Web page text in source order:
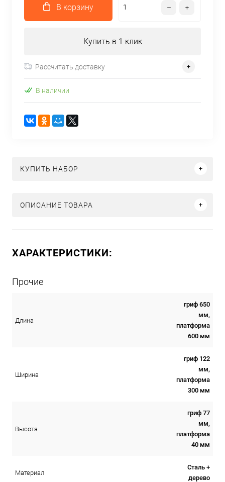
В корзину
Купить в 1 клик
Рассчитать доставку
В наличии
КУПИТЬ НАБОР
ОПИСАНИЕ ТОВАРА
ХАРАКТЕРИСТИКИ:
Прочие
Длина
гриф 650
мм,
платформа
600 мм
Ширина
гриф 122
мм,
платформа
300 мм
Высота
гриф 77
мм,
платформа
40 мм
Материал
Сталь +
дерево